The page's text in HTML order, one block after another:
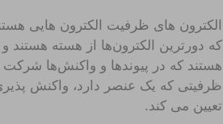
الکترون های ظرفیت الکترون هایی
که دورترین الکترون‌ها از هسته هستند
هستند که در پیوندها و واکنش‌ها
ظرفیتی که یک عنصر دارد، واکنش
تعیین می کند.